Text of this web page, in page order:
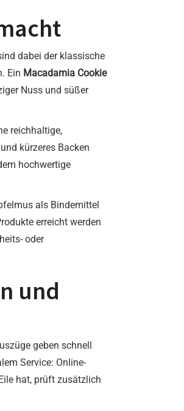
dabei der klassische
Ein Macadamia Cookie
Nuss und süßer
reichhaltige,
kürzeres Backen
hochwertige
als Bindemittel
erreicht werden
oder
und
geben schnell
Service: Online-
hat, prüft zusätzlich